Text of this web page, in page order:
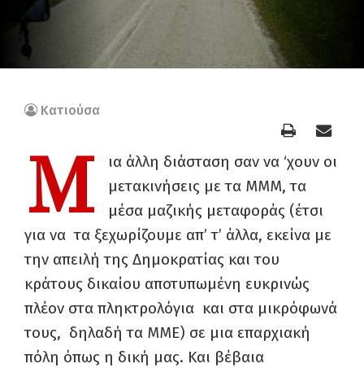
Κατιούσα
Μ
ια άλλη διάσταση σαν να ‘χουν οι
μετακινήσεις με τα ΜΜΜ, τα
μέσα μαζικής μεταφοράς (έτσι
για να τα ξεχωρίζουμε απ’ τ’ άλλα, εκείνα με
την απειλή της Δημοκρατίας και του
κράτους δικαίου αποτυπωμένη ευκρινώς
πλέον στα πληκτρολόγια και στα μικρόφωνά
τους, δηλαδή τα ΜΜΕ) σε μια επαρχιακή
πόλη όπως η δική μας. Και βέβαια